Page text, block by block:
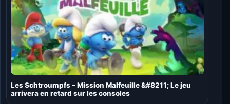
Les Schtroumpfs – Mission Malfeuille &#8211; Le jeu
arrivera en retard sur les consoles